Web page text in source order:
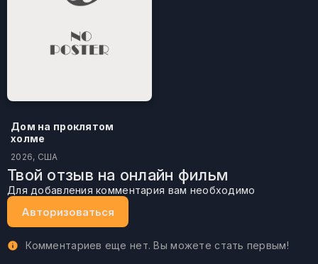
Дом на проклятом
холме
2026, США
Твой отзыв на онлайн фильм
Для добавления комментария вам необходимо
Авторизоваться
Комментариев еще нет. Вы можете стать первым!